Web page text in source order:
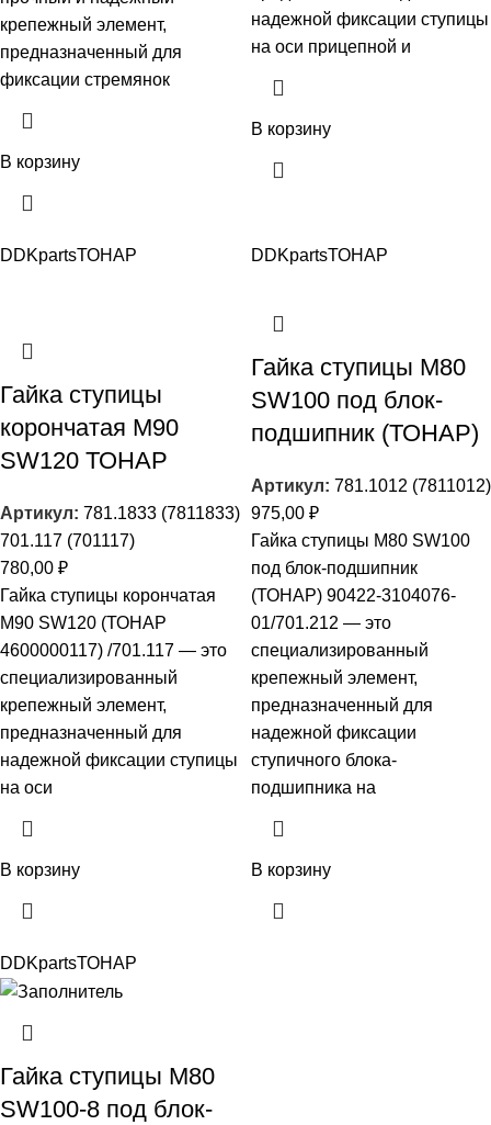
крепежный элемент,
предназначенный для
фиксации стремянок
В корзину
надежной фиксации ступицы
на оси прицепной и
В корзину
DDKpartsТОНАР
Гайка ступицы
корончатая M90
SW120 ТОНАР
Артикул: 781.1833 (7811833)
701.117 (701117)
780,00 ₽
Гайка ступицы корончатая
M90 SW120 (ТОНАР
4600000117) /701.117 — это
специализированный
крепежный элемент,
предназначенный для
надежной фиксации ступицы
на оси
В корзину
DDKpartsТОНАР
Гайка ступицы М80
SW100 под блок-
подшипник (ТОНАР)
Артикул: 781.1012 (7811012)
975,00 ₽
Гайка ступицы М80 SW100
под блок-подшипник
(ТОНАР) 90422-3104076-
01/701.212 — это
специализированный
крепежный элемент,
предназначенный для
надежной фиксации
ступичного блока-
подшипника на
В корзину
DDKpartsТОНАР
Гайка ступицы М80
SW100-8 под блок-